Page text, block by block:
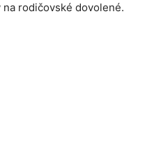
rodičovské dovolené.